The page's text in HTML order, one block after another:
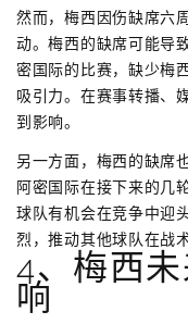
然而，梅西因伤缺席六
动。梅西的缺席可能导
密国际的比赛，缺少梅
吸引力。在赛事转播、
到影响。
另一方面，梅西的缺席
阿密国际在接下来的几
球队有机会在竞争中迎
烈，推动其他球队在战
4、梅西
响